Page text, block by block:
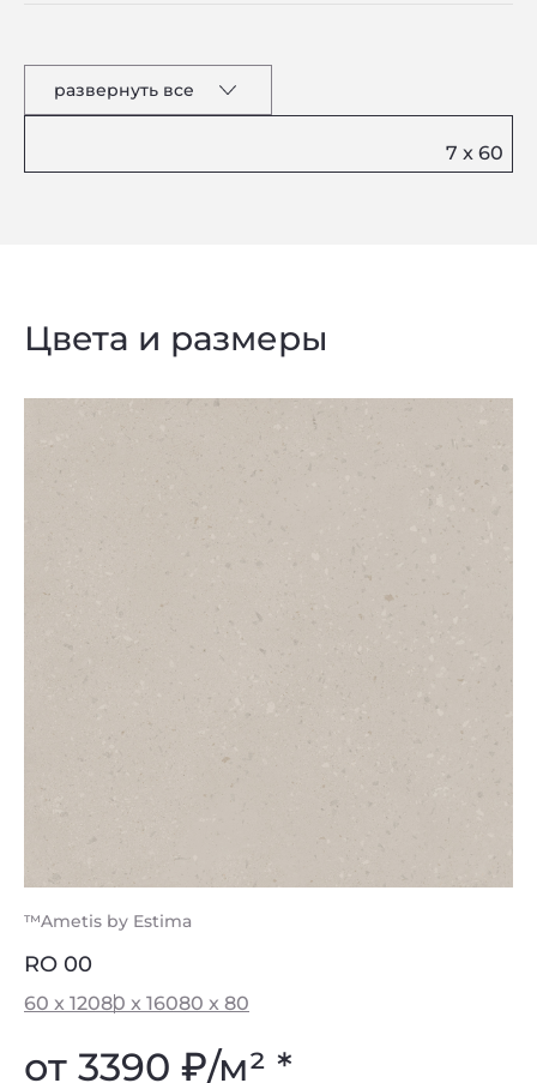
развернуть все
Цвета и размеры
™Ametis by Estima
RO 00
60 x 12080 x 16080 x 80
от 3390 ₽/м² *